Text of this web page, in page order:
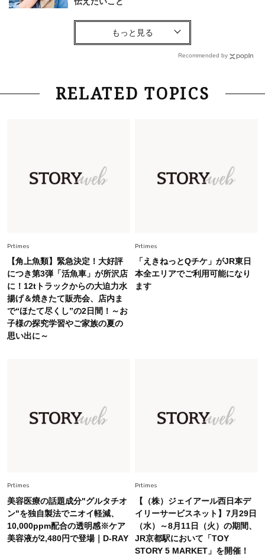
Fashion
【40代コンサバ派】白Tシャツは「パール×ゴー
ルドアクセ」を合わせるのが正解！〈大野真理子
Lifestyle 2026.7.29
「お若いですね」は褒め言葉？“若い＝美しい”と
慣！「金運アップ→トイレ、じゃあ底上げ運
は？」
Fashion 2026.7.16
白黒でもこんなに華やぐ！40代、夏の「甘めト
ップス×パンツ」コーデ〈3選〉
今、40代の「メガネ＆サングラス」のトレンド
に更新あり！“黒ぶち以外”が新定番に
旬着こなし3選。地味見え回避のコツは「バッグ
選び」！
Fashion 2026.7.31
【40代のTシャツコーデ】超ビッグサイズ×きれ
いめハーフパンツでモードに昇華
Recommended by
RELATED TOPICS
Prtimes
【角上魚類】緊急決定！大好評
につき第3弾「活魚車」が所沢店
に！12tトラックからの大迫力水
揚げ＆焼きたて販売会、店内ま
で“ほたて尽くし”の2日間！～お
子様の探究学習やご家族の夏の
思い出に～
Prtimes
「えきねっとQチケ」がJR東日
本全エリアでご利用可能になり
ます
Prtimes
美容医療の話題成分"グルタチオ
ン"を独自製法でニオイ軽減、
10,000ppm配合の透明感※ケア
美容液が2,480円で登場｜D-RAY
Prtimes
【（株）ジェイアール西日本デ
イリーサービスネット】7月29日
（水）～8月11日（火）の期間、
JR京都駅において「TOY
STORY 5 MARKET」を開催！